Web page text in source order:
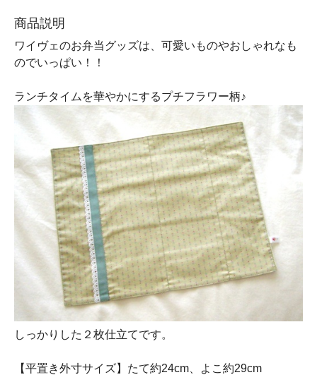
商品説明
ワイヴェのお弁当グッズは、可愛いものやおしゃれなも
のでいっぱい！！
ランチタイムを華やかにするプチフラワー柄♪
しっかりした２枚仕立てです。
【平置き外寸サイズ】たて約24cm、よこ約29cm